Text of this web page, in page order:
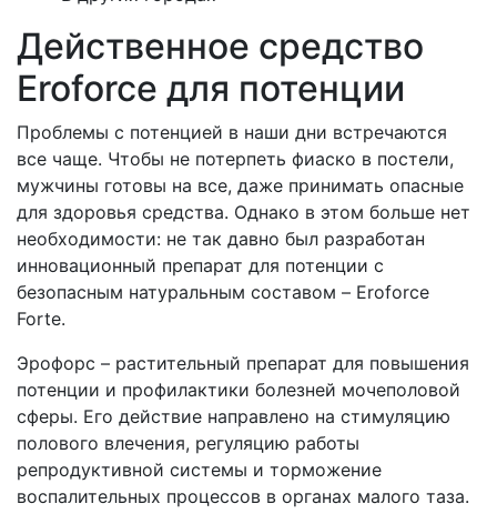
Действенное средство
Eroforce для потенции
Проблемы с потенцией в наши дни встречаются
все чаще. Чтобы не потерпеть фиаско в постели,
мужчины готовы на все, даже принимать опасные
для здоровья средства. Однако в этом больше нет
необходимости: не так давно был разработан
инновационный препарат для потенции с
безопасным натуральным составом – Eroforce
Forte.
Эрофорс – растительный препарат для повышения
потенции и профилактики болезней мочеполовой
сферы. Его действие направлено на стимуляцию
полового влечения, регуляцию работы
репродуктивной системы и торможение
воспалительных процессов в органах малого таза.